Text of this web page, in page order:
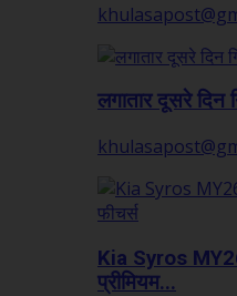
लगातार दूसरे दिन
Kia Syros
प्रीमियम...